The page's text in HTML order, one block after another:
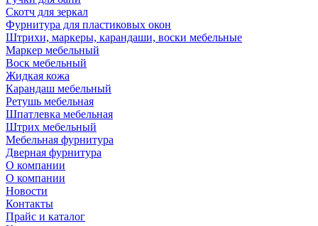
Скотч для зеркал
Фурнитура для пластиковых окон
Штрихи, маркеры, карандаши, воски мебельные
Маркер мебельный
Воск мебельный
Жидкая кожа
Карандаш мебельный
Ретушь мебельная
Шпатлевка мебельная
Штрих мебельный
Мебельная фурнитура
Дверная фурнитура
О компании
О компании
Новости
Контакты
Прайс и каталог